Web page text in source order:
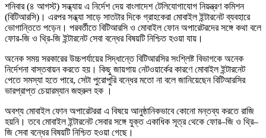
শনিবার (৪ আগস্ট) সন্ধ্যায় এ নির্দেশ দেয় বাংলাদেশ টেলিযোগাযোগ নিয়ন্ত্রণ কমিশন
(বিটিআরসি)। এরপর সন্ধ্যা সাড়ে সাতটার দিকে গ্রাহকেরা মোবাইল ইন্টারনেট ব্যবহারে
ভোগান্তিতে পড়েন। পরবর্তীতে বিটিআরসি ও মোবাইল ফোন অপারেটরদের সঙ্গে কথা বলে
ফোর-জি ও থ্রি-জি ইন্টারনেট সেবা বন্ধের বিষয়টি নিশ্চিত হওয়া যায়।
অনেক সময় সরকারের উচ্চপর্যায়ের সিদ্ধান্তে বিটিআরসির সংশ্লিষ্ট বিভাগকে অনেক
নির্দেশনা বাস্তবায়ন করতে হয়। কিছু জায়গায় নেটওয়ার্কের কারণে মোবাইল ইন্টারনেট
পেতে সমস্যা হতে পারে, সেটা পুরোপুরি বন্ধের মতো না বলে জানিয়েছেন বিটিআরসির
ভারপ্রাপ্ত চেয়ারম্যান জহুরুল হক ।
অবশ্য মোবাইল ফোন অপারেটররা এ বিষয়ে আনুষ্ঠানিকভাবে কোনো মন্তব্য করতে রাজি
হয়নি। তবে মোবাইল ইন্টারনেট সেবার সঙ্গে যুক্ত একাধিক সূত্র থেকে ফোর–জি ও থ্রি–
জি সেবা বন্ধের বিষয়টি নিশ্চিত হওয়া গেছে।